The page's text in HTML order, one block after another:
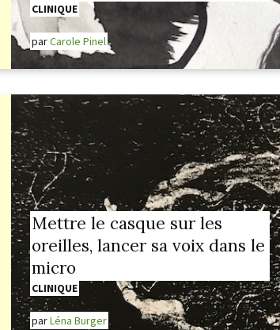
CLINIQUE
parCarole Pinel
Mettre le casque sur les
oreilles, lancer sa voix dans le
micro
CLINIQUE
parLéna Burger